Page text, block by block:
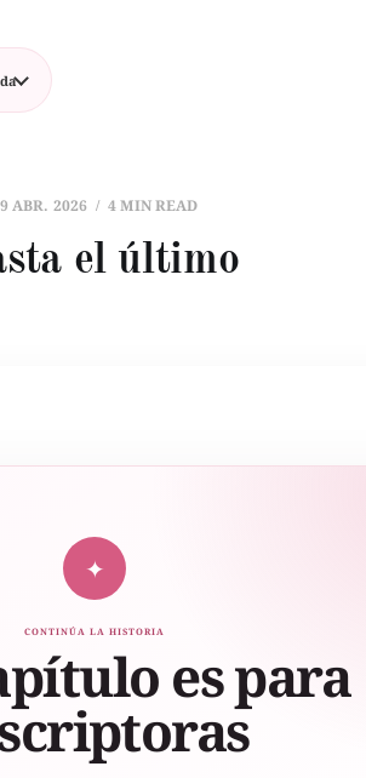
ABR. 2026 4 MIN READ
el último
✦
CONTINÚA LA HISTORIA
es para